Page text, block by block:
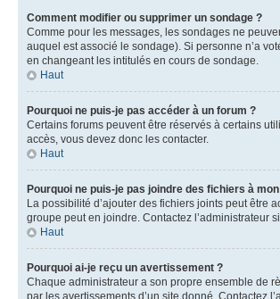
Comment modifier ou supprimer un sondage ?
Comme pour les messages, les sondages ne
auquel est associé le sondage). Si personne n’a
en changeant les intitulés en cours de sondage.
Haut
Pourquoi ne puis-je pas accéder à un forum ?
Certains forums peuvent être réservés à certains
accès, vous devez donc les contacter.
Haut
Pourquoi ne puis-je pas joindre des fichiers à
La possibilité d’ajouter des fichiers joints peut être
groupe peut en joindre. Contactez l’administrateur
Haut
Pourquoi ai-je reçu un avertissement ?
Chaque administrateur a son propre ensemble de
par les avertissements d’un site donné. Contactez